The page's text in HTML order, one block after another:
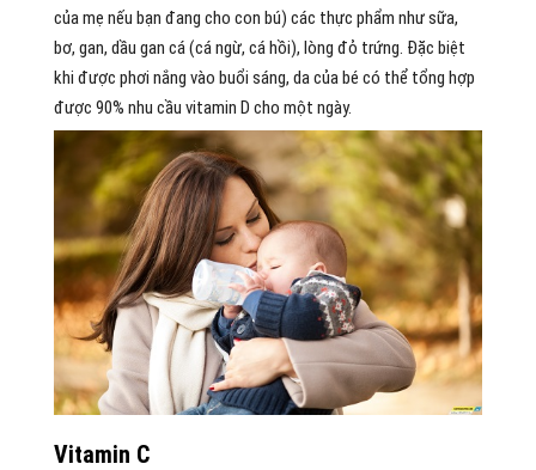
của mẹ nếu bạn đang cho con bú) các thực phẩm như sữa,
bơ, gan, dầu gan cá (cá ngừ, cá hồi), lòng đỏ trứng. Đặc biệt
khi được phơi nắng vào buổi sáng, da của bé có thể tổng hợp
được 90% nhu cầu vitamin D cho một ngày.
Vitamin C